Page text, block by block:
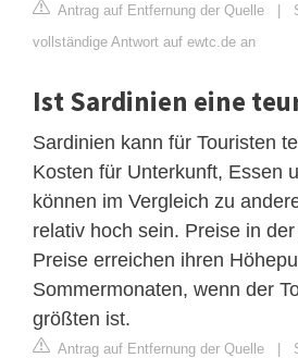
Antrag auf Entfernung der Quelle |
vollständige Antwort auf ewtc.de an
Ist Sardinien eine
Sardinien kann für Touristen
Kosten für Unterkunft, Essen
können im Vergleich zu
relativ hoch sein. Preise in
Preise erreichen ihren
Sommermonaten, wenn der
größten ist.
Antrag auf Entfernung der Quelle |